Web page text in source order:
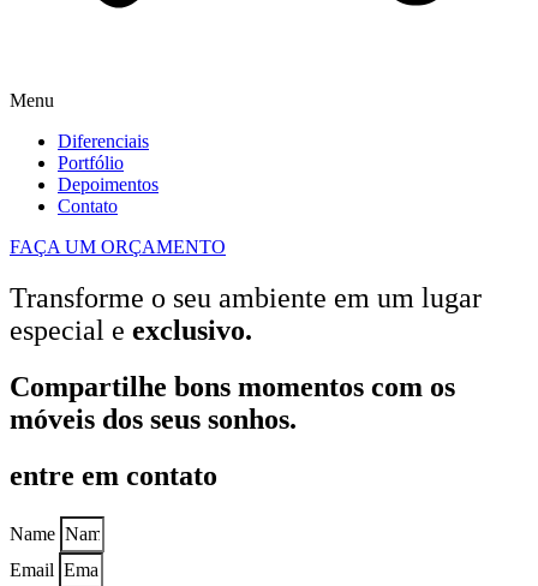
Menu
Diferenciais
Portfólio
Depoimentos
Contato
FAÇA UM ORÇAMENTO
Transforme o seu ambiente em um lugar
especial e exclusivo.
Compartilhe bons momentos com os
móveis dos seus sonhos.
entre em contato
Name
Email